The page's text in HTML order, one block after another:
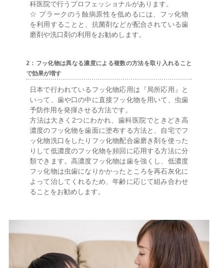
科医院で行うプロフェッショナルがあります。
☆ プラークのう蝕病原性を低めるには、フッ化物
を利用することと、抗菌剤などが配合されている歯
磨剤や洗口剤の利用をお勧めします。
2：フッ化物は異なる濃度による複数の方法を取り入れること
で効果が増す
日本で行われているフッ化物応用は『局所応用』と
いって、歯や口の中に直接フッ化物を用いて、虫歯
予防作用を発揮させる方法です。
方法は大きく2つにわかれ、歯科医院でときどき高
濃度のフッ化物を歯面に塗布する方法と、自宅でフ
ッ化物洗口をしたりフッ化物配合歯磨き剤を使った
りして低濃度のフッ化物を頻回に応用する方法に分
類できます。高濃度フッ化物は歯を強くし、低濃度
フッ化物は虫歯になりかかったところを再石灰化に
よって治してくれるため、年齢に応じて組み合わせ
ることをお勧めします。